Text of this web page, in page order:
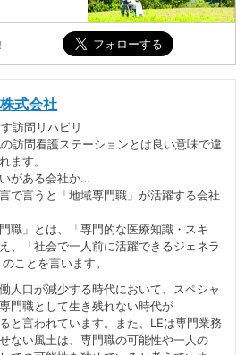
式会社
訪問リハビリ
訪問看護ステーションとは良い意味で違
ます。
がある会社か…
で言うと「地域専門職」が活躍する会社
門職」とは、「専門的な医療知識・スキ
、「社会で一人前に活躍できるジェネラ
ことを言います。
人口が減少する時代において、スペシャ
門職として生き残れない時代が
と言われています。また、LEは専門業務
ない風土は、専門職の可能性や一人の